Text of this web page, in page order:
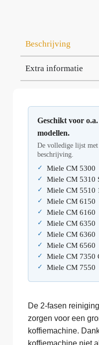
Beschrijving
Extra informatie
Geschikt voor
modellen.
De volledige lijst met
beschrijving.
Miele CM 5300
Miele CM 5310
Miele CM 5510
Miele CM 6150
Miele CM 6160
Miele CM 6350
Miele CM 6360
Miele CM 6560
Miele CM 7350
Miele CM 7550
De 2-fasen
zorgen voor een
koffiemachine.
koffiemachine niet